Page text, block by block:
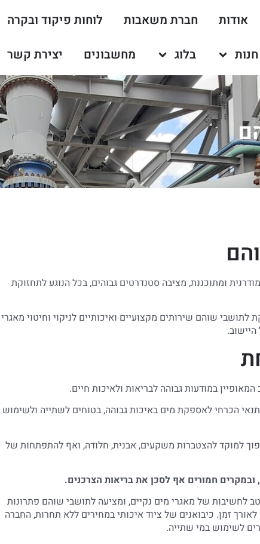
אודות חברת משאבות לוחות פיקוד ובקרה
חנות
בלוג מחשבונים יצירת קשר
ומתוכננת, מציבה סטנדרטים גבוהים, בכל הנוגע לתחזוקת
שוהם שירותים מקצועיים ואיכותיים לניקוי וחיטוי מאגרי
במודעות גבוהה לבריאות ולאיכות חיים.
הכרחי לאספקת מים באיכות גבוהה, בטוחים לשתייה ולשימוש
למוקד להצטברות משקעים, אבנית, חלודה, ואף להתפתחות של
חמורים אף לסכן את בריאות הצרכנים.
לחשיבות של מאגרי מים נקיים, ומציעה לתושבי שוהם פתרונות
זמן. כיבואנים של ציוד איכותי במחירים ללא תחרות, החברה
לשימוש במי שתייה.